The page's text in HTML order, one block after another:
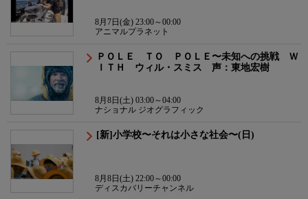
8月7日(金) 23:00～00:00
アニマルプラネット
ＰＯＬＥ ＴＯ ＰＯＬＥ〜未知への挑戦 Ｗ
ＩＴＨ ウィル・スミス 声：東地宏樹
8月8日(土) 03:00～04:00
ナショナル ジオグラフィック
[新]小学校〜それは小さな社会〜(日)
8月8日(土) 22:00～00:00
ディスカバリーチャンネル